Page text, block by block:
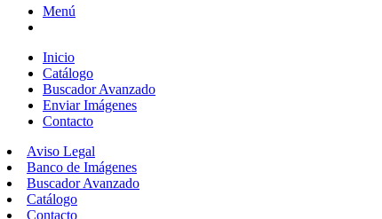
Menú
Inicio
Catálogo
Buscador Avanzado
Enviar Imágenes
Contacto
Aviso Legal
Banco de Imágenes
Buscador Avanzado
Catálogo
Contacto